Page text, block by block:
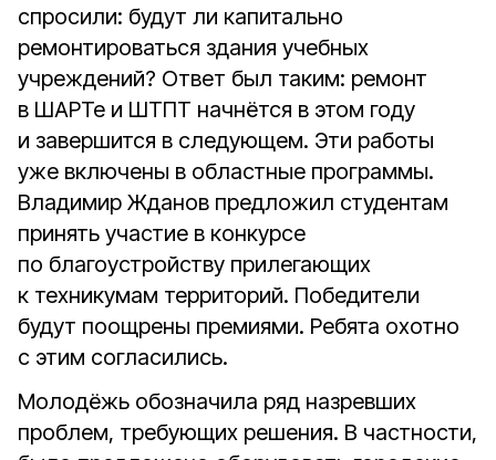
спросили: будут ли капитально
ремонтироваться здания учебных
учреждений? Ответ был таким: ремонт
в ШАРТе и ШТПТ начнётся в этом году
и завершится в следующем. Эти работы
уже включены в областные программы.
Владимир Жданов предложил студентам
принять участие в конкурсе
по благоустройству прилегающих
к техникумам территорий. Победители
будут поощрены премиями. Ребята охотно
с этим согласились.
Молодёжь обозначила ряд назревших
проблем, требующих решения. В частности,